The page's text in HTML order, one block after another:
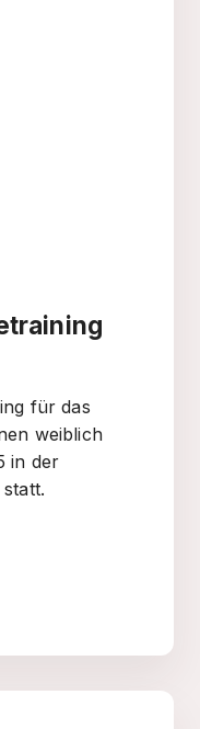
für das
weiblich
in der